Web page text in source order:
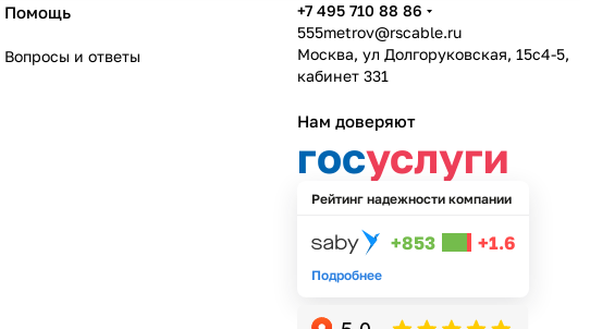
Помощь
Вопросы и ответы
+7 495 710 88 86
555metrov@rscable.ru
Москва, ул Долгоруковская, 15с4-5,
кабинет 331
Нам доверяют
госуслуги
Рейтинг надежности компании
+853 +1.6
Подробнее